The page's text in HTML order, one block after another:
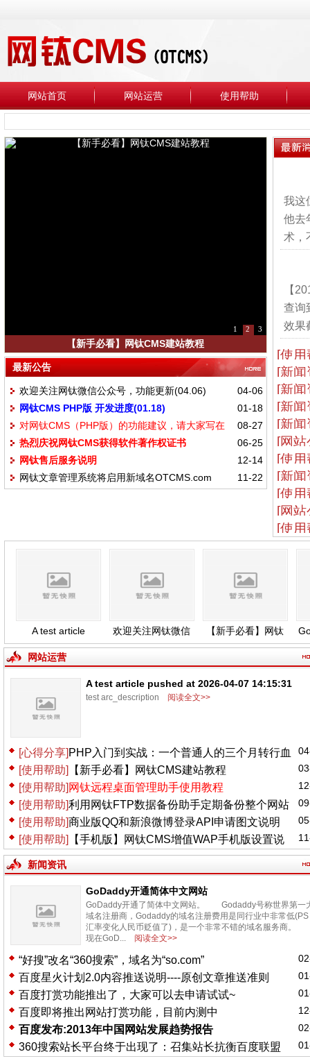
网站首页 网站运营 使用帮助
1 2 3
【新手必看】网钛CMS建站教程
最新公告
04-06
欢迎关注网钛微信公众号，功能更新(04.06)
01-18
网钛CMS PHP版 开发进度(01.18)
08-27
对网钛CMS（PHP版）的功能建议，请大家写在
这里
06-25
热烈庆祝网钛CMS获得软件著作权证书
12-14
网钛售后服务说明
11-22
网钛文章管理系统将启用新域名OTCMS.com
我这
他去
术，
【
查询
效果
[使
[新
[新
[新
[新
[网
[使
[新
[使
[网
[使
A test article
pushed at 2026-
04-07 14:15:31
欢迎关注网钛微信
公众号，功能更新
【新手必看】网钛
CMS建站教程
网站运营
A test article pushed at 2026-04-07 14:15:31
test arc_description 阅读全文>>
[心得分享]PHP入门到实战：一个普通人的三个月转行血
泪史
[使用帮助] 【新手必看】网钛CMS建站教程
[使用帮助]网钛远程桌面管理助手使用教程
[使用帮助]利用网钛FTP数据备份助手定期备份整个网站
[使用帮助]商业版QQ和新浪微博登录API申请图文说明
[使用帮助] 【手机版】网钛CMS增值WAP手机版设置说
明新闻资讯
GoDaddy开通简体中文网站
GoDaddy开通了简体中文网站。 Godaddy号称世界第一
域名注册商，Godaddy的域名注册费用是同行业中非常低
汇率变化人民币贬值了)，是一个非常不错的域名服务商
现在GoD...
阅读全文>>
“好搜”改名“360搜索”，域名为“so.com”
百度星火计划2.0内容推送说明----原创文章推送准则
百度打赏功能推出了，大家可以去申请试试~
百度即将推出网站打赏功能，目前内测中
百度发布:2013年中国网站发展趋势报告
360搜索站长平台终于出现了：召集站长抗衡百度联盟